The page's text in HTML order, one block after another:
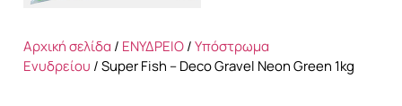
Αρχική σελίδα / ΕΝΥΔΡΕΙΟ/Υπόστρωμα
Ενυδρείου / Super Fish – Deco Gravel Neon Green 1kg